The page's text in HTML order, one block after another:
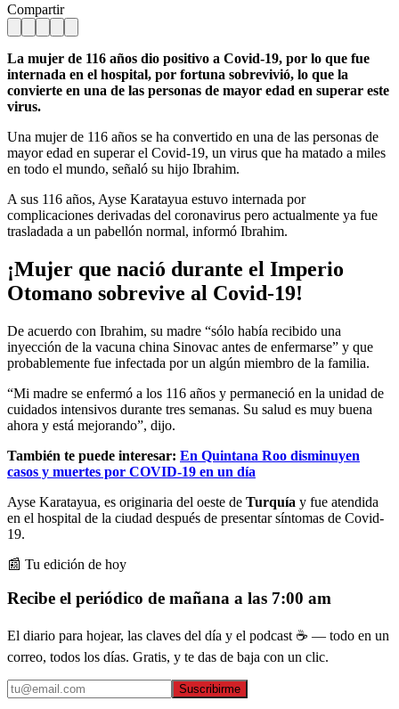
Compartir
La mujer de 116 años dio positivo a Covid-19, por lo que fue
internada en el hospital, por fortuna sobrevivió, lo que la
convierte en una de las personas de mayor edad en superar este
virus.
Una mujer de 116 años se ha convertido en una de las personas de
mayor edad en superar el Covid-19, un virus que ha matado a miles
en todo el mundo, señaló su hijo Ibrahim.
A sus 116 años, Ayse Karatayua estuvo internada por
complicaciones derivadas del coronavirus pero actualmente ya fue
trasladada a un pabellón normal, informó Ibrahim.
¡Mujer que nació durante el Imperio
Otomano sobrevive al Covid-19!
De acuerdo con Ibrahim, su madre “sólo había recibido una
inyección de la vacuna china Sinovac antes de enfermarse” y que
probablemente fue infectada por un algún miembro de la familia.
“Mi madre se enfermó a los 116 años y permaneció en la unidad de
cuidados intensivos durante tres semanas. Su salud es muy buena
ahora y está mejorando”, dijo.
También te puede interesar: En Quintana Roo disminuyen
casos y muertes por COVID-19 en un día
Ayse Karatayua, es originaria del oeste de Turquía y fue atendida
en el hospital de la ciudad después de presentar síntomas de Covid-
19.
📰 Tu edición de hoy
Recibe el periódico de mañana a las 7:00 am
El diario para hojear, las claves del día y el podcast ☕ — todo en un
correo, todos los días. Gratis, y te das de baja con un clic.
Suscribirme